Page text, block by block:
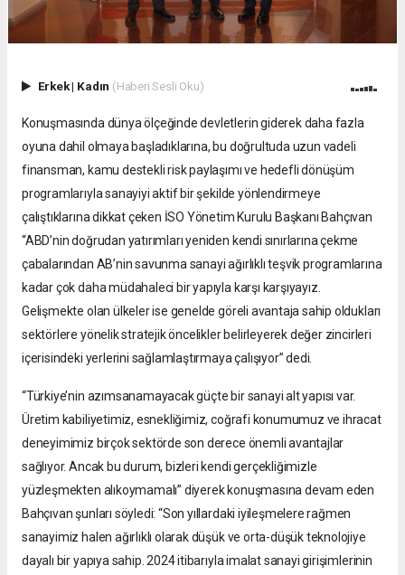
Erkek| Kadın (Haberi Sesli Oku)
Konuşmasında dünya ölçeğinde devletlerin giderek daha fazla
oyuna dahil olmaya başladıklarına, bu doğrultuda uzun vadeli
finansman, kamu destekli risk paylaşımı ve hedefli dönüşüm
programlarıyla sanayiyi aktif bir şekilde yönlendirmeye
çalıştıklarına dikkat çeken İSO Yönetim Kurulu Başkanı Bahçıvan
“ABD’nin doğrudan yatırımları yeniden kendi sınırlarına çekme
çabalarından AB’nin savunma sanayi ağırlıklı teşvik programlarına
kadar çok daha müdahaleci bir yapıyla karşı karşıyayız.
Gelişmekte olan ülkeler ise genelde göreli avantaja sahip oldukları
sektörlere yönelik stratejik öncelikler belirleyerek değer zincirleri
içerisindeki yerlerini sağlamlaştırmaya çalışıyor” dedi.
“Türkiye’nin azımsanamayacak güçte bir sanayi alt yapısı var.
Üretim kabiliyetimiz, esnekliğimiz, coğrafi konumumuz ve ihracat
deneyimimiz birçok sektörde son derece önemli avantajlar
sağlıyor. Ancak bu durum, bizleri kendi gerçekliğimizle
yüzleşmekten alıkoymamalı” diyerek konuşmasına devam eden
Bahçıvan şunları söyledi: “Son yıllardaki iyileşmelere rağmen
sanayimiz halen ağırlıklı olarak düşük ve orta-düşük teknolojiye
dayalı bir yapıya sahip. 2024 itibarıyla imalat sanayi girişimlerinin